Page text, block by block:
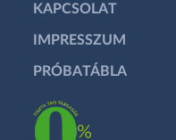
KAPCSOLAT
IMPRESSZUM
PRÓBATÁBLA